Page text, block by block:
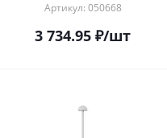
Артикул: 050668
3 734.95 ₽/шт